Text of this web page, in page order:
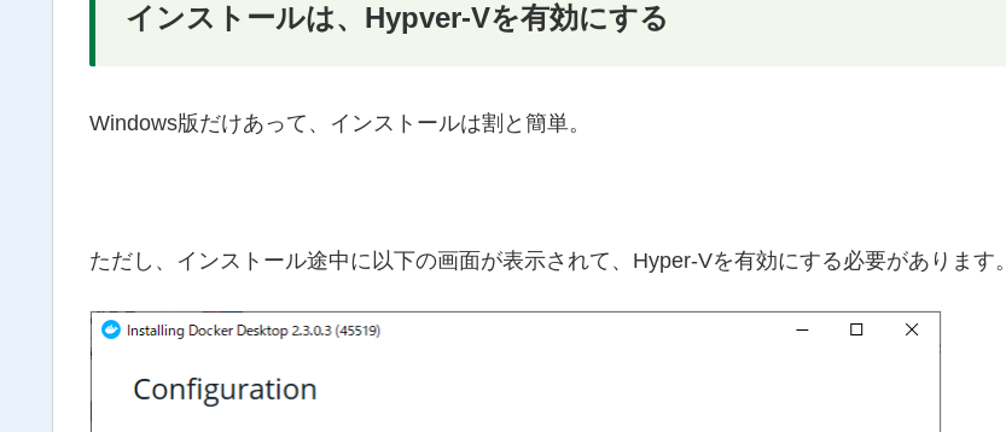
インストールは、Hypver-Vを有効にする
Windows版だけあって、インストールは割と簡単。
ただし、インストール途中に以下の画面が表示されて、Hyper-Vを有効にする必要があります。